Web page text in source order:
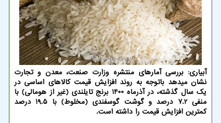
آبیاری: بررسی آمارهای منتشره وزارت صنعت، معدن و تجارت
نشان میدهد باتوجه به روند افزایش قیمت کالاهای اساسی در
یک سال گذشته، در آذرماه 1400 برنج تایلندی (غیر از هومالی) با
منفی 7.2 درصد و گوشت گوسفندی (مخلوط) با 19.5 درصد
کمترین افزایش قیمت را داشته است.